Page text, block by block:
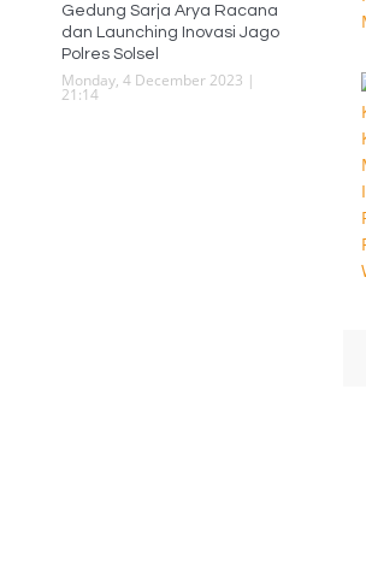
Gedung Sarja Arya Racana
dan Launching Inovasi Jago
Polres Solsel
Monday, 4 December 2023 |
21:14